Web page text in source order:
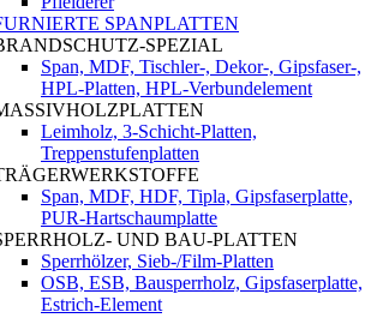
SPANPLATTEN
SPEZIAL
Span, MDF, Tischler-, Dekor-, Gipsfaser-,
HPL-Platten, HPL-Verbundelement
Leimholz, 3-Schicht-Platten,
Treppenstufenplatten
Span, MDF, HDF, Tipla, Gipsfaserplatte,
PUR-Hartschaumplatte
UND BAU-PLATTEN
Sperrhölzer, Sieb-/Film-Platten
OSB, ESB, Bausperrholz, Gipsfaserplatte,
Estrich-Element